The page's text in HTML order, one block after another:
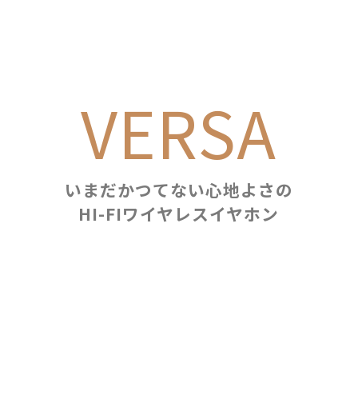
VERSA
いまだかつてない心地よさの
HI-FIワイヤレスイヤホン